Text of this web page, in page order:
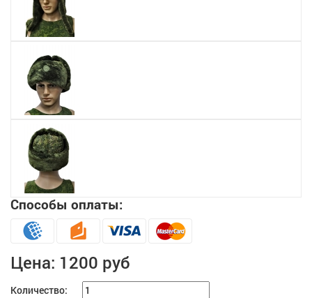
Способы оплаты:
Цена: 1200 руб
Количество: